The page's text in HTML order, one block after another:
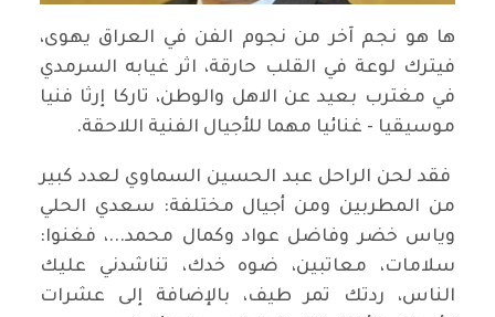
ها هو نجم آخر من نجوم الفن في العراق يهوى،
فيترك لوعة في القلب حارقة، اثر غيابه السرمدي
في مغترب بعيد عن الاهل والوطن، تاركا إرثا فنيا
موسيقيا - غنائيا مهما للأجيال الفنية اللاحقة.
فقد لحن الراحل عبد الحسين السماوي لعدد كبير
من المطربين ومن أجيال مختلفة: سعدي الحلي
وياس خضر وفاضل عواد وكمال محمد...، فغنوا:
سلامات، معاتبين، ضوه خدك، تناشدني عليك
الناس، ردتك تمر طيف، بالإضافة إلى عشرات